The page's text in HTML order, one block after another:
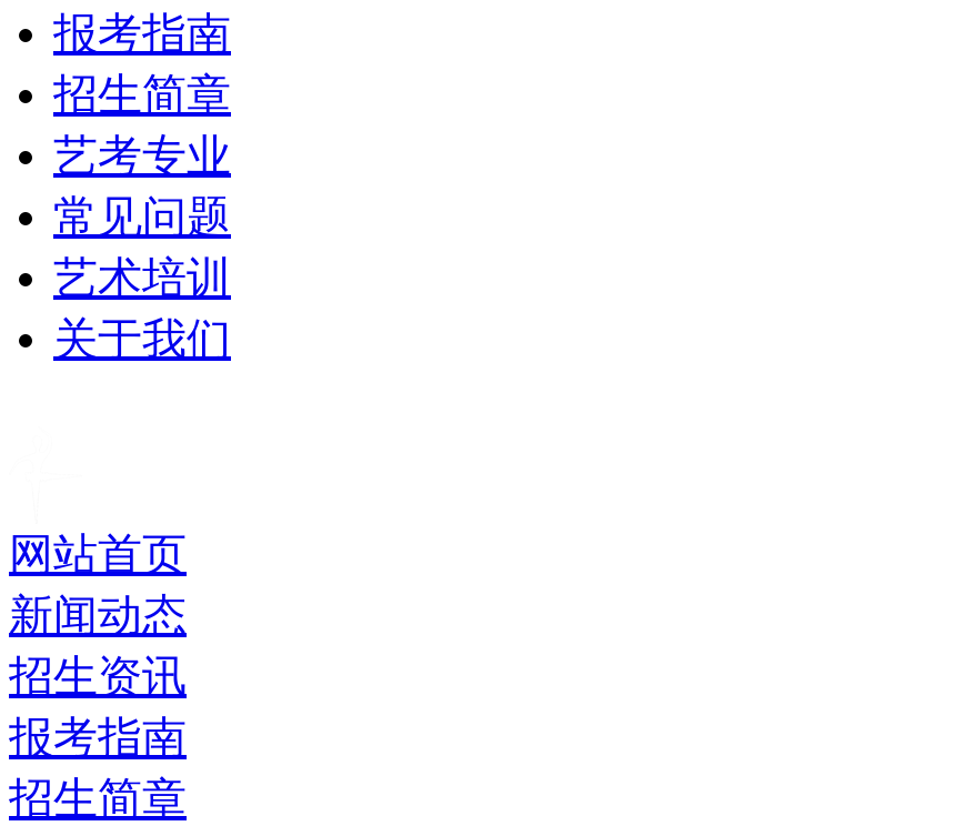
报考指南
招生简章
艺考专业
常见问题
艺术培训
关于我们
网站首页
新闻动态
招生资讯
报考指南
招生简章